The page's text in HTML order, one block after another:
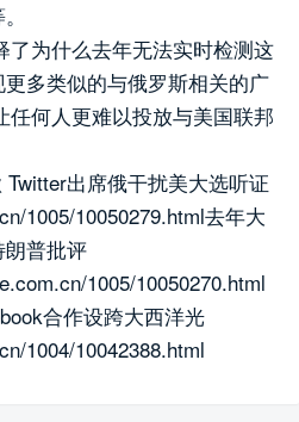
了为什么去年无法实时检测这
多类似的与俄罗斯相关的广
任何人更难以投放与美国联邦
出席俄干扰美大选听证
1005/10050279.html去年大
普批评
1005/10050270.html
合作设跨大西洋光
1004/10042388.html